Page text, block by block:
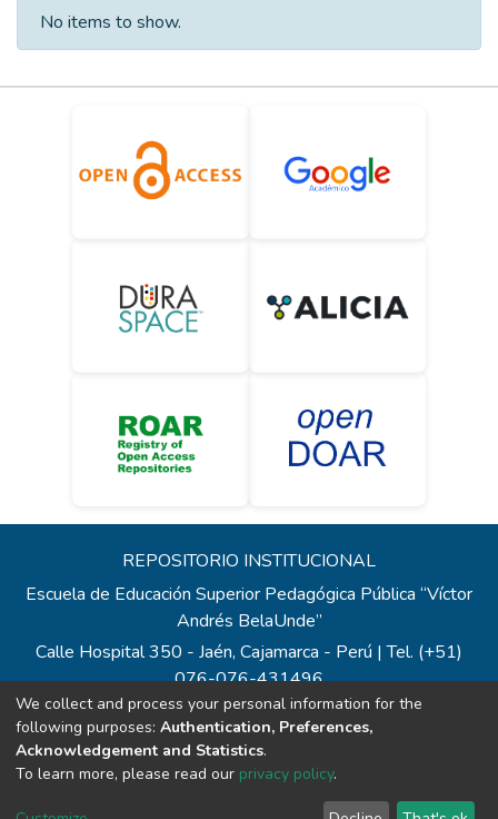
No items to show.
REPOSITORIO INSTITUCIONAL
Escuela de Educación Superior Pedagógica Pública “Víctor
Andrés BelaUnde”
Calle Hospital 350 - Jaén, Cajamarca - Perú | Tel. (+51)
076-076-431496
Todos los contenidos de repositorio.eesppvab.edu.pe están
bajo la Licencia Creative Commons
Correo:repositorio@eesppvab.edu.pe
We collect and process your personal information for the
following purposes: Authentication, Preferences,
Acknowledgement and Statistics.
To learn more, please read our privacy policy.